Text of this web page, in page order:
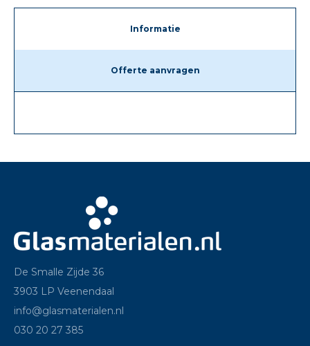
Informatie
Offerte aanvragen
De Smalle Zijde 36
3903 LP Veenendaal
info@glasmaterialen.nl
030 20 27 385